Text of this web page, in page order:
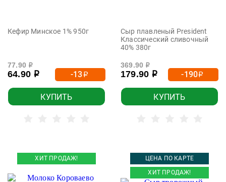
Кефир Минское 1% 950г
77.90 р
64.90 р -13р
КУПИТЬ
Сыр плавленый President
Классический сливочный
40% 380г
369.90 р
179.90 р -190р
КУПИТЬ
ХИТ ПРОДАЖ!
ЦЕНА ПО КАРТЕ
ХИТ ПРОДАЖ!